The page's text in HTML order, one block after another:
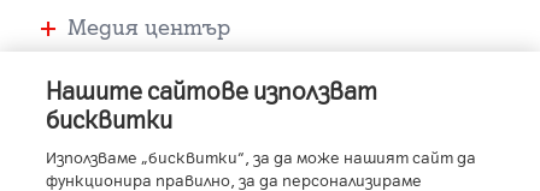
Медия център
Устройства
Услуги
Нашите сайтове използват
бисквитки
Използваме „бисквитки“, за да може нашият сайт да
функционира правилно, за да персонализираме